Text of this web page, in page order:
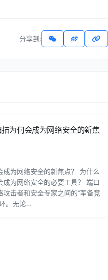
分享到:
为何会成为网络安全的新焦
成为网络安全的新焦点？ 为什么
成为网络安全的必要工具？ 端口
攻击者和安全专家之间的“军备竞
。无论...